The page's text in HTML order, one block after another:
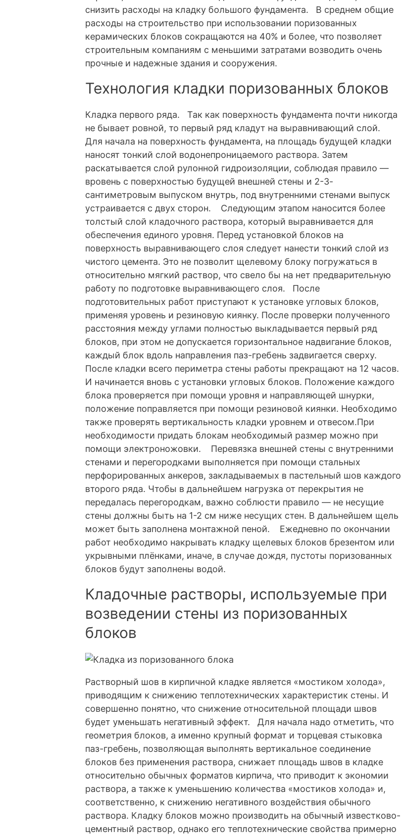
снизить расходы на кладку большого фундамента. В среднем общие
расходы на строительство при использовании поризованных
керамических блоков сокращаются на 40% и более, что позволяет
строительным компаниям с меньшими затратами возводить очень
прочные и надежные здания и сооружения.
Технология кладки поризованных блоков
Кладка первого ряда. Так как поверхность фундамента почти никогда
не бывает ровной, то первый ряд кладут на выравнивающий слой.
Для начала на поверхность фундамента, на площадь будущей кладки
наносят тонкий слой водонепроницаемого раствора. Затем
раскатывается слой рулонной гидроизоляции, соблюдая правило —
вровень с поверхностью будущей внешней стены и 2-3-
сантиметровым выпуском внутрь, под внутренними стенами выпуск
устраивается с двух сторон. Следующим этапом наносится более
толстый слой кладочного раствора, который выравнивается для
обеспечения единого уровня. Перед установкой блоков на
поверхность выравнивающего слоя следует нанести тонкий слой из
чистого цемента. Это не позволит щелевому блоку погружаться в
относительно мягкий раствор, что свело бы на нет предварительную
работу по подготовке выравнивающего слоя. После
подготовительных работ приступают к установке угловых блоков,
применяя уровень и резиновую киянку. После проверки полученного
расстояния между углами полностью выкладывается первый ряд
блоков, при этом не допускается горизонтальное надвигание блоков,
каждый блок вдоль направления паз-гребень задвигается сверху.
После кладки всего периметра стены работы прекращают на 12 часов.
И начинается вновь с установки угловых блоков. Положение каждого
блока проверяется при помощи уровня и направляющей шнурки,
положение поправляется при помощи резиновой киянки. Необходимо
также проверять вертикальность кладки уровнем и отвесом.При
необходимости придать блокам необходимый размер можно при
помощи электроножовки. Перевязка внешней стены с внутренними
стенами и перегородками выполняется при помощи стальных
перфорированных анкеров, закладываемых в пастельный шов каждого
второго ряда. Чтобы в дальнейшем нагрузка от перекрытия не
передалась перегородкам, важно соблюсти правило — не несущие
стены должны быть на 1-2 см ниже несущих стен. В дальнейшем щель
может быть заполнена монтажной пеной. Ежедневно по окончании
работ необходимо накрывать кладку щелевых блоков брезентом или
укрывными плёнками, иначе, в случае дождя, пустоты поризованных
блоков будут заполнены водой.
Кладочные растворы, используемые при
возведении стены из поризованных
блоков
Растворный шов в кирпичной кладке является «мостиком холода»,
приводящим к снижению теплотехнических характеристик стены. И
совершенно понятно, что снижение относительной площади швов
будет уменьшать негативный эффект. Для начала надо отметить, что
геометрия блоков, а именно крупный формат и торцевая стыковка
паз-гребень, позволяющая выполнять вертикальное соединение
блоков без применения раствора, снижает площадь швов в кладке
относительно обычных форматов кирпича, что приводит к экономии
раствора, а также к уменьшению количества «мостиков холода» и,
соответственно, к снижению негативного воздействия обычного
раствора. Кладку блоков можно производить на обычный известково-
цементный раствор, однако его теплотехнические свойства примерно